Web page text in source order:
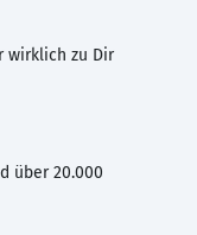
wirklich zu Dir
über 20.000